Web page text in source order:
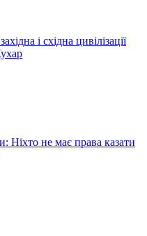
і східна цивілізації
Ніхто не має права казати